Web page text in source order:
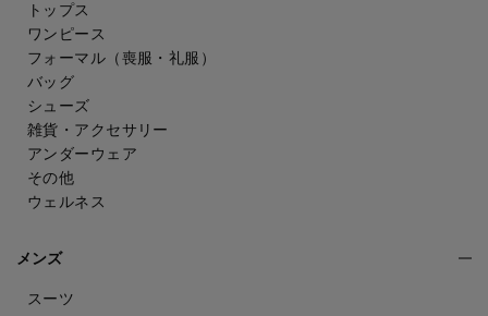
トップス
ワンピース
フォーマル（喪服・礼服）
バッグ
シューズ
雑貨・アクセサリー
アンダーウェア
その他
ウェルネス
メンズ
スーツ